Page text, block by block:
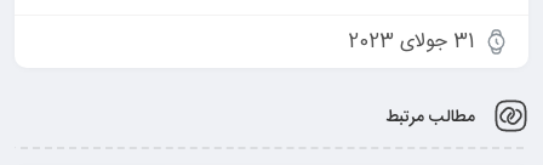
31 جولای 2023
مطالب مرتبط